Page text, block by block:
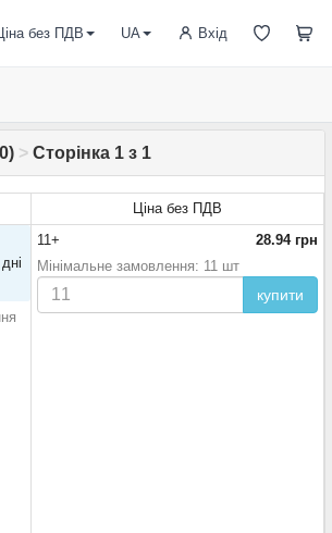
Вхід
без ПДВ UA
> Сторінка 1 з 1
Ціна без ПДВ
11+
28.94 грн
Мінімальне замовлення: 11 шт
купити